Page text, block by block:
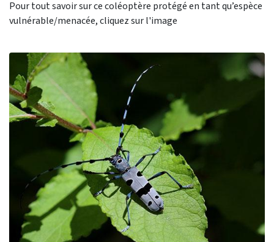
Pour tout savoir sur ce coléoptère protégé en tant qu’espèce
vulnérable/menacée, cliquez sur l'image